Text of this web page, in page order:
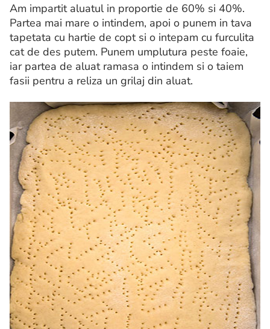
Am impartit aluatul in proportie de 60% si 40%.
Partea mai mare o intindem, apoi o punem in tava
tapetata cu hartie de copt si o intepam cu furculita
cat de des putem. Punem umplutura peste foaie,
iar partea de aluat ramasa o intindem si o taiem
fasii pentru a reliza un grilaj din aluat.